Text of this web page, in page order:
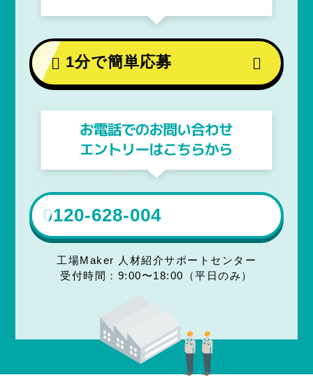
0120-628-004
工場Maker 人材紹介サポートセンター
受付時間：9:00〜18:00（平日のみ）
1分で簡単応募